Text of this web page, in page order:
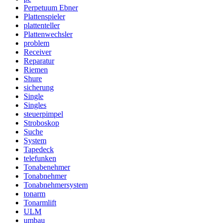
Perpetuum Ebner
Plattenspieler
plattenteller
Plattenwechsler
problem
Receiver
Reparatur
Riemen
Shure
sicherung
Single
Singles
steuerpimpel
Stroboskop
Suche
System
Tapedeck
telefunken
Tonabenehmer
Tonabnehmer
Tonabnehmersystem
tonarm
Tonarmlift
ULM
umbau